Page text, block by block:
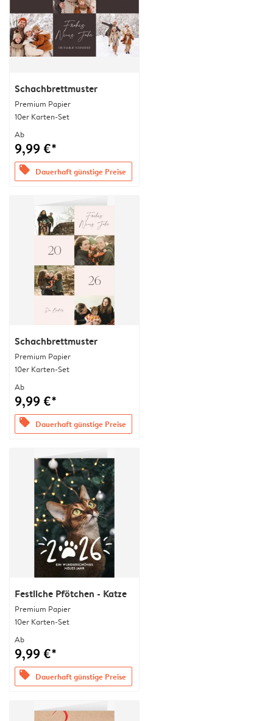
Schachbrettmuster
Premium Papier
10er Karten-Set
Ab
9,99 €*
offers Dauerhaft günstige Preise
Schachbrettmuster
Premium Papier
10er Karten-Set
Ab
9,99 €*
offers Dauerhaft günstige Preise
Festliche Pfötchen - Katze
Premium Papier
10er Karten-Set
Ab
9,99 €*
offers Dauerhaft günstige Preise